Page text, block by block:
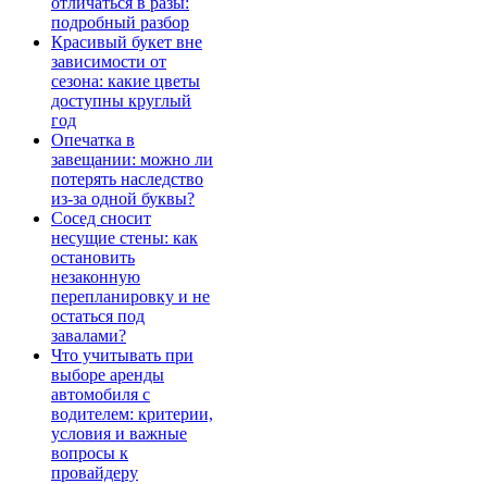
подробный разбор
Красивый букет вне
зависимости от
сезона: какие цветы
доступны круглый
год
Опечатка в
завещании: можно ли
потерять наследство
из-за одной буквы?
Сосед сносит
несущие стены: как
остановить
незаконную
перепланировку и не
остаться под
завалами?
Что учитывать при
выборе аренды
автомобиля с
водителем: критерии,
условия и важные
вопросы к
провайдеру